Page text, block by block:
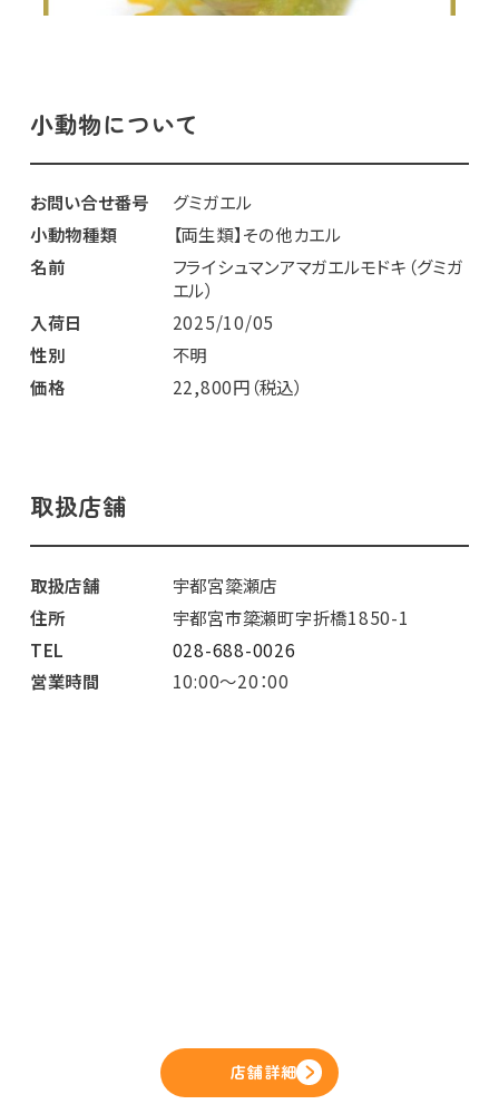
小動物について
お問い合せ番号
グミガエル
小動物種類
【両生類】その他カエル
名前
フライシュマンアマガエルモドキ（グミガ
エル）
入荷日
2025/10/05
性別
不明
価格
22,800円（税込）
取扱店舗
取扱店舗
宇都宮簗瀬店
住所
宇都宮市簗瀬町字折橋1850-1
TEL
028-688-0026
営業時間
10:00～20：00
店舗詳細